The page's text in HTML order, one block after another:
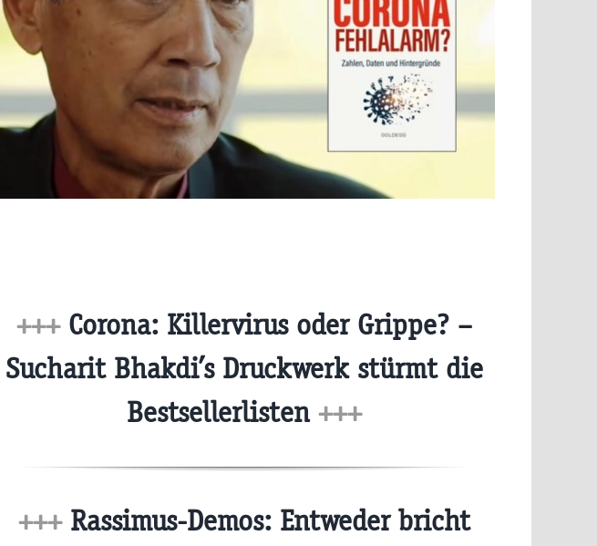
+++Corona: Killervirus oder Grippe? –
Sucharit Bhakdi’s Druckwerk stürmt die
Bestsellerlisten +++
+++Rassimus-Demos: Entweder bricht